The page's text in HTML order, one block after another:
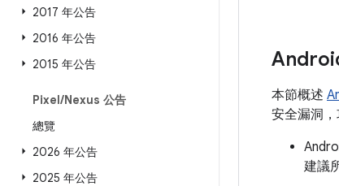
2017 年公告
2016 年公告
2015 年公告
Pixel/Nexus 公告
總覽
2026 年公告
2025 年公告
本節概述
安全漏洞，
建議